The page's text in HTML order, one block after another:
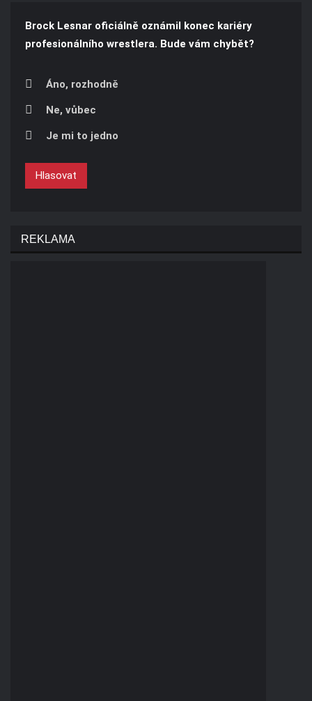
Brock Lesnar oficiálně oznámil konec kariéry
profesionálního wrestlera. Bude vám chybět?
Áno, rozhodně
Ne, vůbec
Je mi to jedno
Hlasovat
REKLAMA